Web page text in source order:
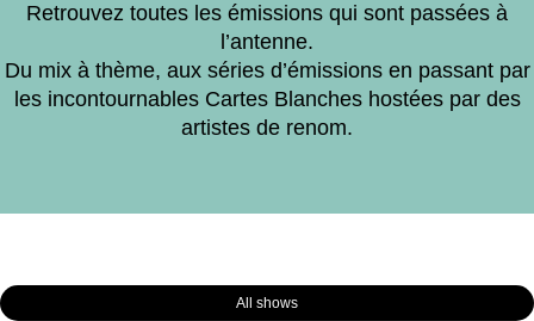
Retrouvez toutes les émissions qui sont passées à
l’antenne.
Du mix à thème, aux séries d’émissions en passant par
les incontournables Cartes Blanches hostées par des
artistes de renom.
All shows